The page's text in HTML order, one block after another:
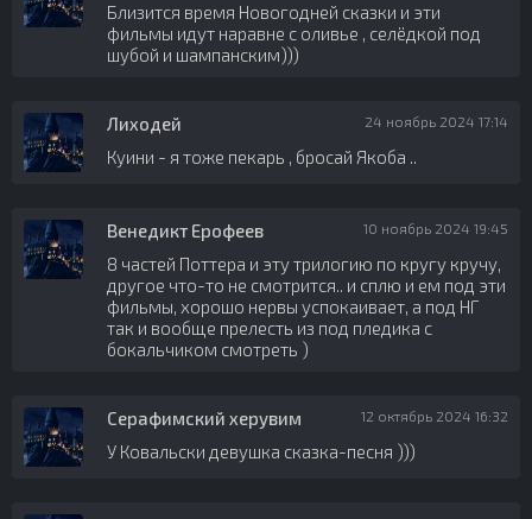
Близится время Новогодней сказки и эти
фильмы идут наравне с оливье , селёдкой под
шубой и шампанским)))
Лиходей 24 ноябрь 2024 17:14
Куини - я тоже пекарь , бросай Якоба ..
Венедикт Ерофеев 10 ноябрь 2024 19:45
8 частей Поттера и эту трилогию по кругу кручу,
другое что-то не смотрится.. и сплю и ем под эти
фильмы, хорошо нервы успокаивает, а под НГ
так и вообще прелесть из под пледика с
бокальчиком смотреть )
Серафимский херувим 12 октябрь 2024 16:32
У Ковальски девушка сказка-песня )))